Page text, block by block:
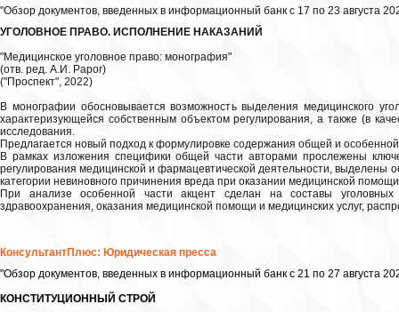
"Обзор документов, введенных в информационный банк с 17 по 23 августа
УГОЛОВНОЕ ПРАВО. ИСПОЛНЕНИЕ НАКАЗАНИЙ
"Медицинское уголовное право: монография"
(отв. ред. А.И. Рарог)
("Проспект", 2022)
В монографии обосновывается возможность выделения медицинского
характеризующейся собственным объектом регулирования, а также (в
исследования.
Предлагается новый подход к формулировке содержания общей и
В рамках изложения специфики общей части авторами прослежены
регулирования медицинской и фармацевтической деятельности, выделены
категории невиновного причинения вреда при оказании медицинской
При анализе особенной части акцент сделан на составы
здравоохранения, оказания медицинской помощи и медицинских услуг,
КонсультантПлюс: Юридическая пресса
"Обзор документов, введенных в информационный банк с 21 по 27 августа
КОНСТИТУЦИОННЫЙ СТРОЙ